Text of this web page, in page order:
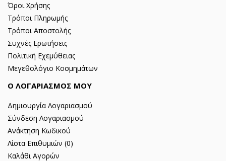
Όροι Χρήσης
Τρόποι Πληρωμής
Τρόποι Αποστολής
Συχνές Ερωτήσεις
Πολιτική Εχεμύθειας
Μεγεθολόγιο Κοσμημάτων
Ο ΛΟΓΑΡΙΑΣΜΟΣ ΜΟΥ
Δημιουργία Λογαριασμού
Σύνδεση Λογαριασμού
Ανάκτηση Κωδικού
Λίστα Επιθυμιών (0)
Καλάθι Αγορών